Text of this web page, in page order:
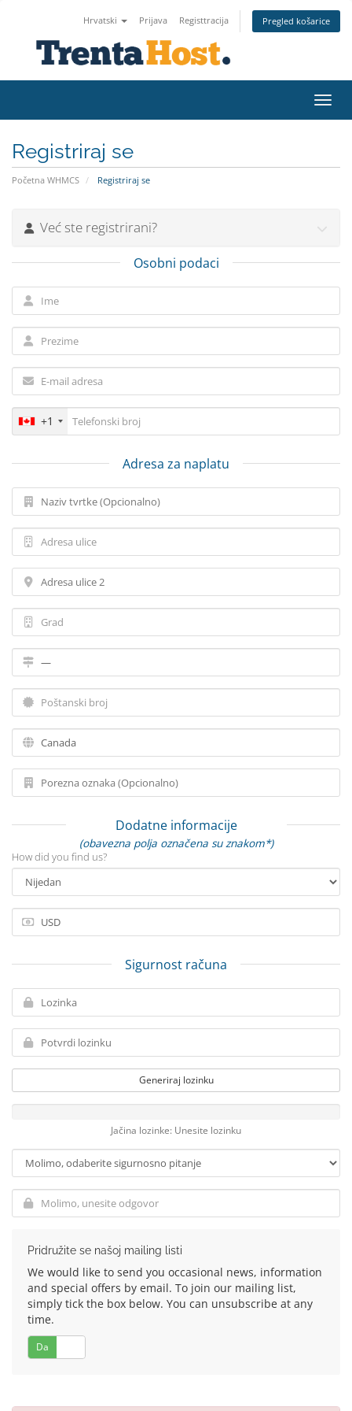
Hrvatski Prijava Registtracija Pregled košarice
Registriraj se
Početna WHMCS Registriraj se
Već ste registrirani?
Osobni podaci
+1
Adresa za naplatu
Dodatne informacije
(obavezna polja označena su znakom*)
How did you find us?
Sigurnost računa
Generiraj lozinku
Jačina lozinke: Unesite lozinku
Pridružite se našoj mailing listi
We would like to send you occasional news, information
and special offers by email. To join our mailing list,
simply tick the box below. You can unsubscribe at any
time.
Da